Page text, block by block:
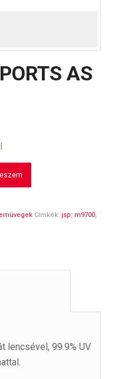
AS
Címkék: jsp, m9700,
Leírás
lencsével, 99.9% UV